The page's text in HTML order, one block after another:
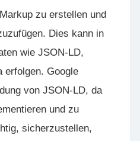
zu erstellen und
Dies kann in
wie JSON-LD,
erfolgen. Google
von JSON-LD, da
und zu
sicherzustellen,